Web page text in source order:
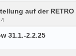
auf der
31.1.-2.2.25